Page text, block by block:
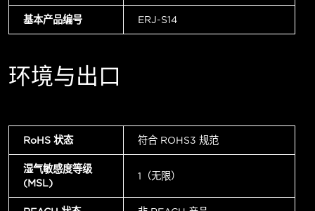
基本产品编号 ERJ-S14
环境与出口
RoHS 状态 符合 ROHS3 规范
湿气敏感度等级
(MSL)
1（无限）